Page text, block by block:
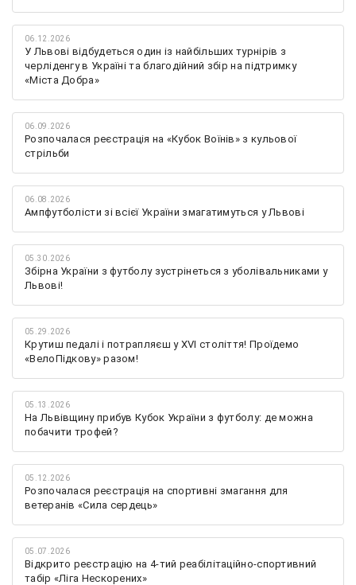
06.12.2026
У Львові відбудеться один із найбільших турнірів з
черліденгу в Україні та благодійний збір на підтримку
«Міста Добра»
06.09.2026
Розпочалася реєстрація на «Кубок Воїнів» з кульової
стрільби
06.08.2026
Ампфутболісти зі всієї України змагатимуться у Львові
05.30.2026
Збірна України з футболу зустрінеться з уболівальниками у
Львові!
05.29.2026
Крутиш педалі і потрапляєш у XVI століття! Проїдемо
«ВелоПідкову» разом!
05.13.2026
На Львівщину прибув Кубок України з футболу: де можна
побачити трофей?
05.12.2026
Розпочалася реєстрація на спортивні змагання для
ветеранів «Сила сердець»
05.07.2026
Відкрито реєстрацію на 4-тий реабілітаційно-спортивний
табір «Ліга Нескорених»